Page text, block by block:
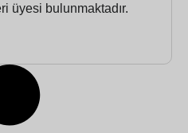
üyesi bulunmaktadır.